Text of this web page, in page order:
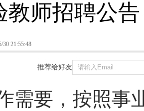
教师招聘公告
21:55:48
推荐给好友
需要，按照事